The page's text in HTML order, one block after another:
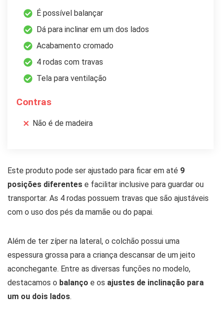
É possível balançar
Dá para inclinar em um dos lados
Acabamento cromado
4 rodas com travas
Tela para ventilação
Contras
Não é de madeira
Este produto pode ser ajustado para ficar em até 9
posições diferentes e facilitar inclusive para guardar ou
transportar. As 4 rodas possuem travas que são ajustáveis
com o uso dos pés da mamãe ou do papai.
Além de ter zíper na lateral, o colchão possui uma
espessura grossa para a criança descansar de um jeito
aconchegante. Entre as diversas funções no modelo,
destacamos o balanço e os ajustes de inclinação para
um ou dois lados.